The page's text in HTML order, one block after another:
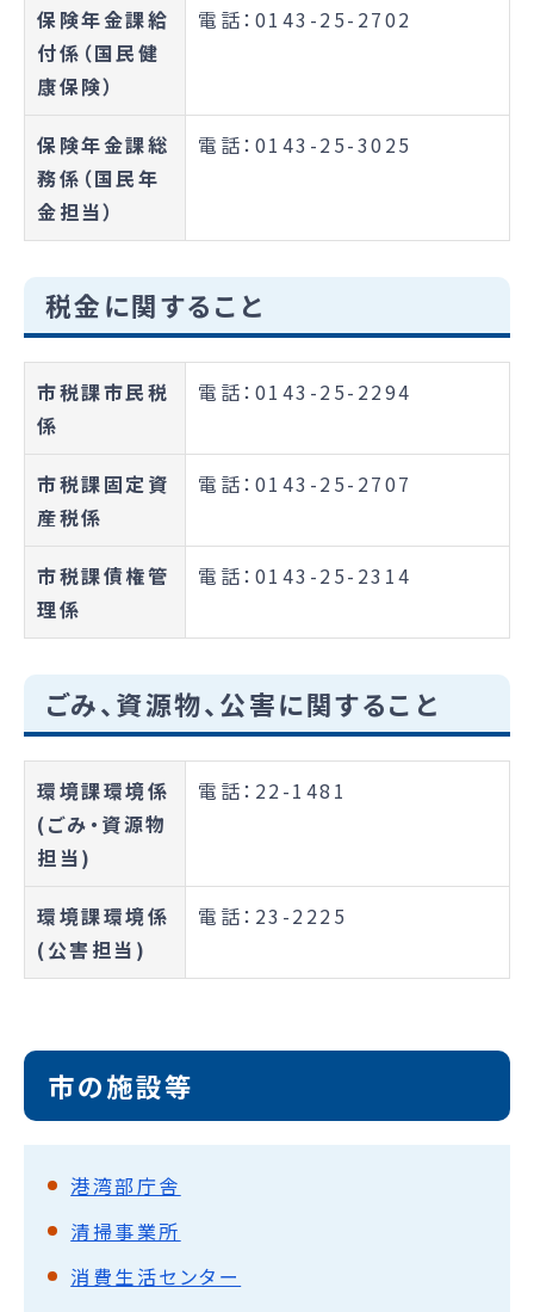
保険年金課給
付係（国民健
康保険）
電話：0143-25-2702
保険年金課総
務係（国民年
金担当）
電話：0143-25-3025
税金に関すること
市税課市民税
係
電話：0143-25-2294
市税課固定資
産税係
電話：0143-25-2707
市税課債権管
理係
電話：0143-25-2314
ごみ、資源物、公害に関すること
環境課環境係
(ごみ・資源物
担当)
電話：22-1481
環境課環境係
(公害担当)
電話：23-2225
市の施設等
港湾部庁舎
清掃事業所
消費生活センター